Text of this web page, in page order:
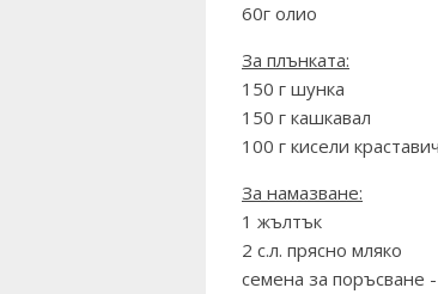
60г олио
За плънката:
150 г шунка
150 г кашкавал
100 г кисели
За намазване:
1 жълтък
2 с.л. прясно мляко
семена за поръсване